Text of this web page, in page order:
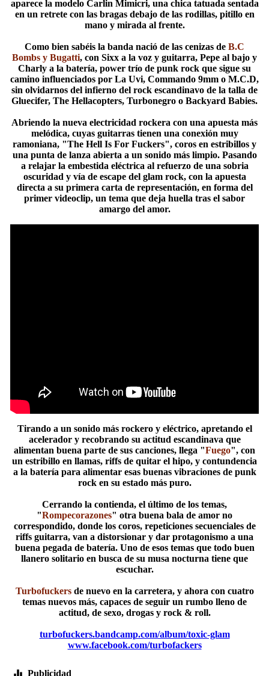
aparece la modelo Carlin Mimicri, una chica tatuada sentada
en un retrete con las bragas debajo de las rodillas, pitillo en
mano y mirada al frente.
Como bien sabéis la banda nació de las cenizas de B.C
Bombs y Bugatti, con Sixx a la voz y guitarra, Pepe al bajo y
Charly a la batería, power trío de punk rock que sigue su
camino influenciados por La Uvi, Commando 9mm o M.C.D,
sin olvidarnos del infierno del rock escandinavo de la talla de
Gluecifer, The Hellacopters, Turbonegro o Backyard Babies.
Abriendo la nueva electricidad rockera con una apuesta más
melódica, cuyas guitarras tienen una conexión muy
ramoniana, "The Hell Is For Fuckers", coros en estribillos y
una punta de lanza abierta a un sonido más limpio. Pasando
a relajar la embestida eléctrica al refuerzo de una sobria
oscuridad y vía de escape del glam rock, con la apuesta
directa a su primera carta de representación, en forma del
primer videoclip, un tema que deja huella tras el sabor
amargo del amor.
Tirando a un sonido más rockero y eléctrico, apretando el
acelerador y recobrando su actitud escandinava que
alimentan buena parte de sus canciones, llega "Fuego", con
un estribillo en llamas, riffs de quitar el hipo, y contundencia
a la batería para alimentar esas buenas vibraciones de punk
rock en su estado más puro.
Cerrando la contienda, el último de los temas,
"Rompecorazones" otra buena bala de amor no
correspondido, donde los coros, repeticiones secuenciales de
riffs guitarra, van a distorsionar y dar protagonismo a una
buena pegada de batería. Uno de esos temas que todo buen
llanero solitario en busca de su musa nocturna tiene que
escuchar.
Turbofuckersde nuevo en la carretera, y ahora con cuatro
temas nuevos más, capaces de seguir un rumbo lleno de
actitud, de sexo, drogas y rock & roll.
turbofuckers.bandcamp.com/album/toxic-glam
www.facebook.com/turbofackers
Publicidad